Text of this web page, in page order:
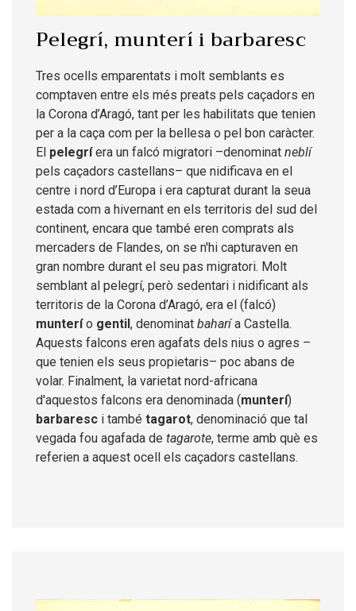
Pelegrí, munterí i barbaresc
Tres ocells emparentats i molt semblants es
comptaven entre els més preats pels caçadors en
la Corona d’Aragó, tant per les habilitats que tenien
per a la caça com per la bellesa o pel bon caràcter.
El pelegríera un falcó migratori –denominat neblí
pels caçadors castellans– que nidificava en el
centre i nord d’Europa i era capturat durant la seua
estada com a hivernant en els territoris del sud del
continent, encara que també eren comprats als
mercaders de Flandes, on se n'hi capturaven en
gran nombre durant el seu pas migratori. Molt
semblant al pelegrí, però sedentari i nidificant als
territoris de la Corona d’Aragó, era el (falcó)
munterío gentil , denominat baharía Castella.
Aquests falcons eren agafats dels nius o agres –
que tenien els seus propietaris– poc abans de
volar. Finalment, la varietat nord-africana
d'aquestos falcons era denominada (munterí)
barbaresc i també tagarot, denominació que tal
vegada fou agafada de tagarote, terme amb què es
referien a aquest ocell els caçadors castellans.